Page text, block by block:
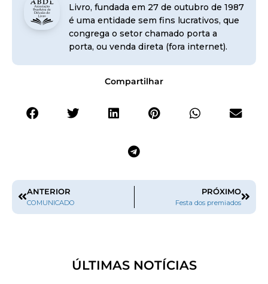
Livro, fundada em 27 de outubro de 1987
é uma entidade sem fins lucrativos, que
congrega o setor chamado porta a
porta, ou venda direta (fora internet).
Compartilhar
ANTERIOR
COMUNICADO
PRÓXIMO
Festa dos premiados
ÚLTIMAS NOTÍCIAS